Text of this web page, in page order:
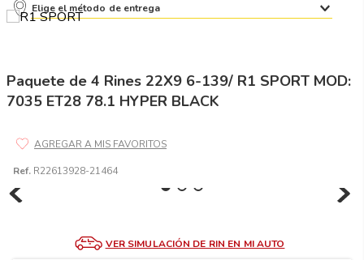
Elige el método de entrega
Paquete de 4 Rines 22X9 6-139/ R1 SPORT MOD:
7035 ET28 78.1 HYPER BLACK
Ref. R22613928-21464
VER SIMULACIÓN DE RIN EN MI AUTO
Términos más buscados
3 .225
6 205
8. 195 65 15